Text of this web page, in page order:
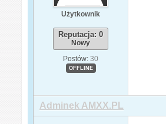
Użytkownik
Reputacja: 0
Nowy
Postów: 30
OFFLINE
Adminek AMXX.PL